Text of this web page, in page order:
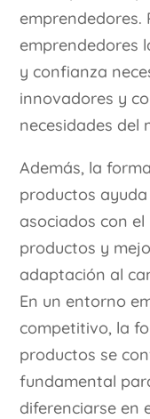
emprendedores.
emprendedores
y confianza
innovadores y
necesidades del
Además, la
productos
asociados con
productos y
adaptación al
En un entorno
competitivo, la
productos se
fundamental
diferenciarse en